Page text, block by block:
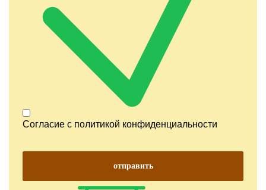
Согласие с политикой конфиденциальности
отправить